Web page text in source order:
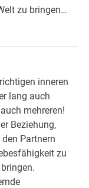
zu bringen…
inneren
lang auch
mehreren!
Beziehung,
Partnern
zu